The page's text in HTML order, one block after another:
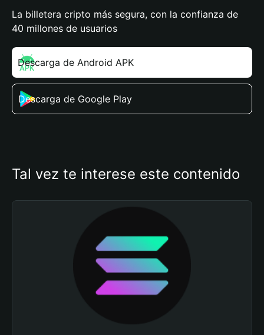
La billetera cripto más segura, con la confianza de
40 millones de usuarios
Descarga de Android APK
Descarga de Google Play
Tal vez te interese este contenido